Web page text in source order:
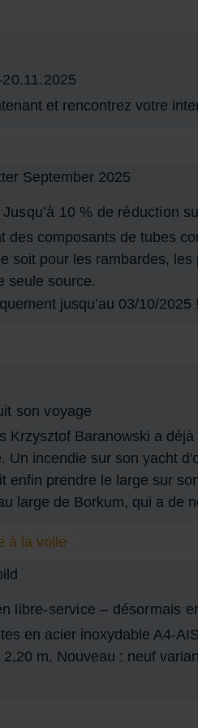
et rencontrez votre
10 % de réduction
des composants de tubes
soit pour les rambardes,
seule source.
jusqu’au 03/10/2025 !
son voyage
Krzysztof Baranowski a
Un incendie sur son yacht
enfin prendre le large sur
large de Borkum, qui a de
à la voile
libre-service – désormais
en acier inoxydable A4-
m. Nouveau : neuf